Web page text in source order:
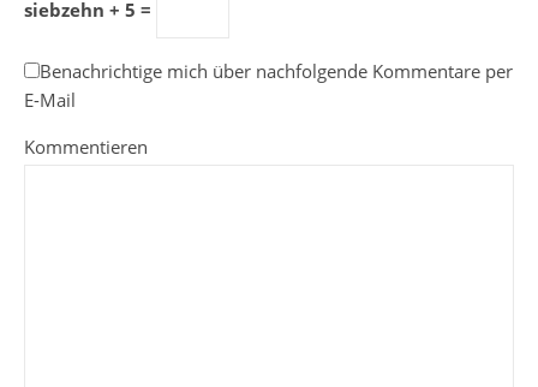
siebzehn + 5 =
Benachrichtige mich über nachfolgende Kommentare per
E-Mail
Kommentieren